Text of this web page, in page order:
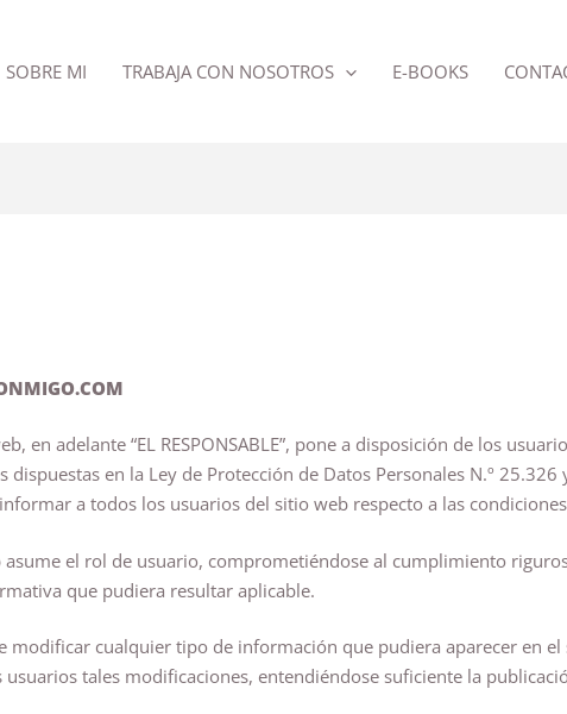
SOBRE MI TRABAJA CON NOSOTROS E-BOOKS
en adelante “EL RESPONSABLE”, pone a disposición de los
en la Ley de Protección de Datos Personales N.º
a todos los usuarios del sitio web respecto a las
asume el rol de usuario, comprometiéndose al cumplimiento
que pudiera resultar aplicable.
modificar cualquier tipo de información que pudiera aparecer en
tales modificaciones, entendiéndose suficiente la